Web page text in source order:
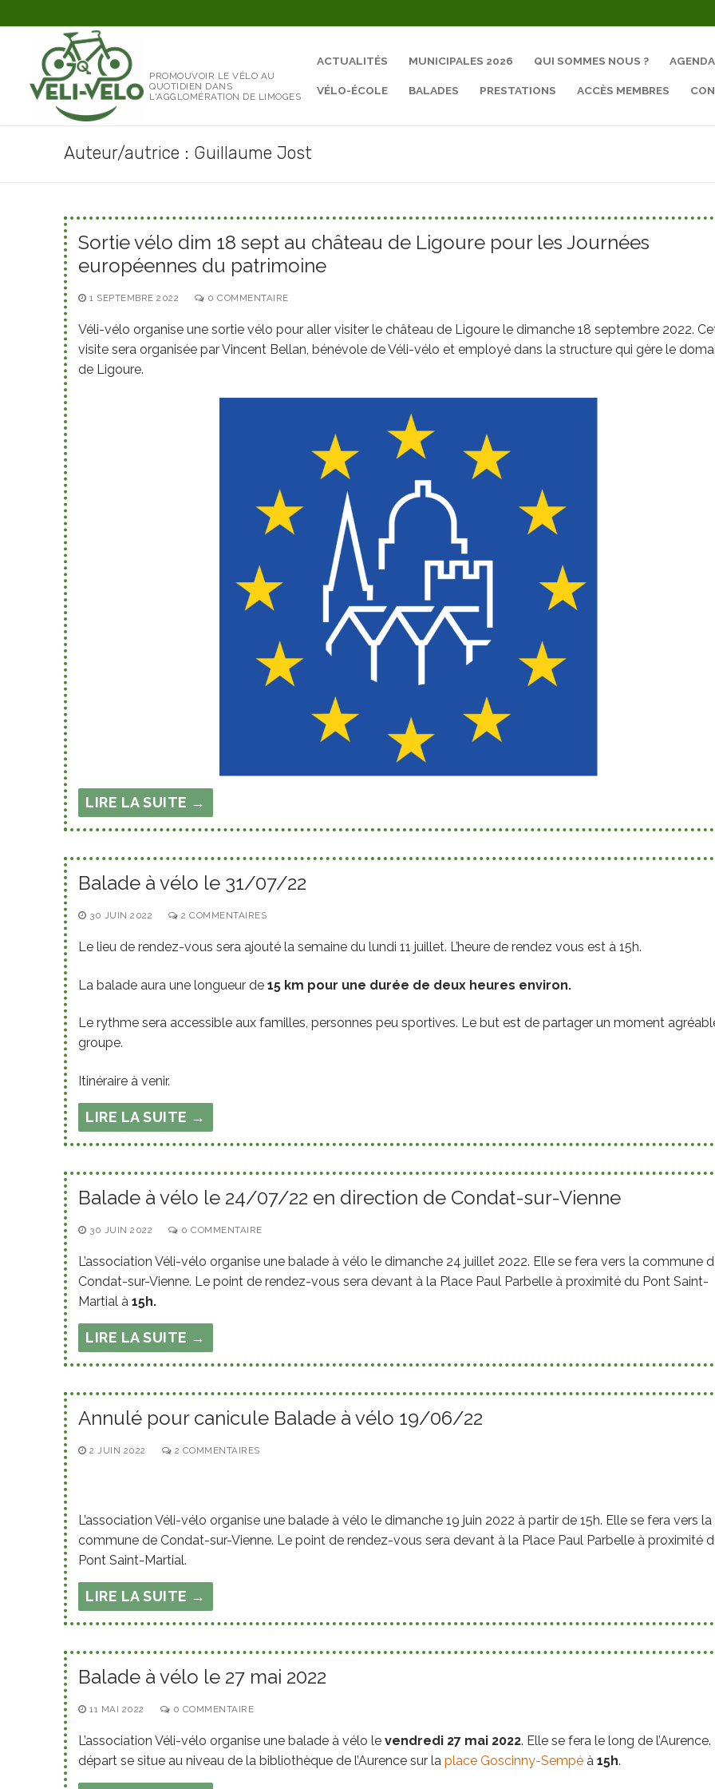
au
contenu
PROMOUVOIR LE VÉLO AU
QUOTIDIEN DANS
L'AGGLOMÉRATION DE LIMOGES
ACTUALITÉS MUNICIPALES 2026 QUI SOMMES NOUS ? AGENDA
VÉLO-ÉCOLE BALADES PRESTATIONS ACCÈS MEMBRES
Auteur/autrice : Guillaume Jost
Sortie vélo dim 18 sept au château de Ligoure pour les Journées
européennes du patrimoine
1 SEPTEMBRE 2022 0 COMMENTAIRE
Véli-vélo organise une sortie vélo pour aller visiter le château de Ligoure le dimanche 18 septembre 2022.
visite sera organisée par Vincent Bellan, bénévole de Véli-vélo et employé dans la structure qui gère le
de Ligoure.
LIRE LA SUITE →
Balade à vélo le 31/07/22
30 JUIN 2022 2 COMMENTAIRES
Le lieu de rendez-vous sera ajouté la semaine du lundi 11 juillet. L’heure de rendez vous est à 15h.
La balade aura une longueur de 15 km pour une durée de deux heures environ.
Le rythme sera accessible aux familles, personnes peu sportives. Le but est de partager un moment
groupe.
Itinéraire à venir.
LIRE LA SUITE →
Balade à vélo le 24/07/22 en direction de Condat-sur-Vienne
30 JUIN 2022 0 COMMENTAIRE
L’association Véli-vélo organise une balade à vélo le dimanche 24 juillet 2022. Elle se fera vers la commune
Condat-sur-Vienne. Le point de rendez-vous sera devant à la Place Paul Parbelle à proximité du Pont Saint-
Martial à 15h.
LIRE LA SUITE →
Annulé pour canicule Balade à vélo 19/06/22
2 JUIN 2022 2 COMMENTAIRES
L’association Véli-vélo organise une balade à vélo le dimanche 19 juin 2022 à partir de 15h. Elle se fera vers la
commune de Condat-sur-Vienne. Le point de rendez-vous sera devant à la Place Paul Parbelle à proximité
Pont Saint-Martial.
LIRE LA SUITE →
Balade à vélo le 27 mai 2022
11 MAI 2022 0 COMMENTAIRE
L’association Véli-vélo organise une balade à vélo le vendredi 27 mai 2022. Elle se fera le long de l’Aurence.
départ se situe au niveau de la bibliothèque de l’Aurence sur la place Goscinny-Sempé à 15h.